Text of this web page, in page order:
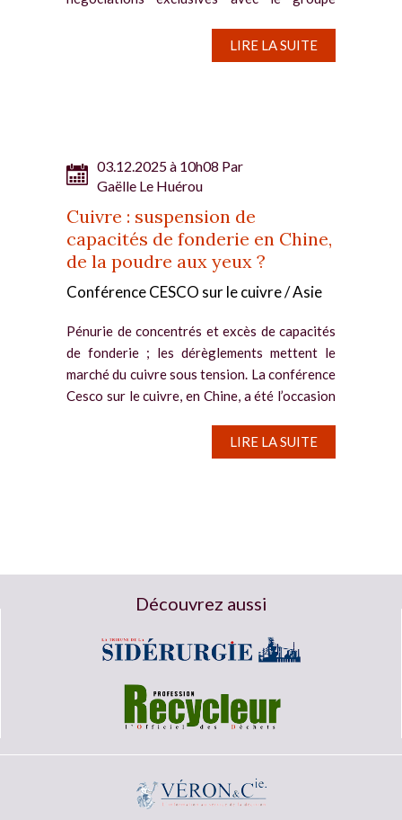
LIRE LA SUITE
03.12.2025 à 10h08 Par
Gaëlle Le Huérou
Cuivre : suspension de
capacités de fonderie en Chine,
de la poudre aux yeux ?
Conférence CESCO sur le cuivre / Asie
Pénurie de concentrés et excès de capacités
de fonderie ; les dérèglements mettent le
marché du cuivre sous tension. La conférence
Cesco sur le cuivre, en Chine, a été l’occasion
LIRE LA SUITE
Découvrez aussi